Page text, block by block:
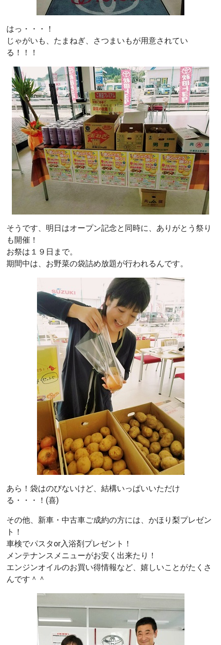
はっ・・・！
じゃがいも、たまねぎ、さつまいもが用意されてい
る！！！
そうです、明日はオープン記念と同時に、ありがとう祭り
も開催！
お祭は１９日まで。
期間中は、お野菜の袋詰め放題が行われるんです。
あら！袋はのびないけど、結構いっぱいいただけ
る・・・！(喜)
その他、新車・中古車ご成約の方には、かほり梨プレゼン
ト！
車検でパスタor入浴剤プレゼント！
メンテナンスメニューがお安く出来たり！
エンジンオイルのお買い得情報など、嬉しいことがたくさ
んです＾＾